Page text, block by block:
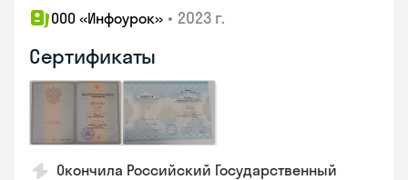
ООО «Инфоурок» • 2023 г.
Сертификаты
Окончила Российский Государственный